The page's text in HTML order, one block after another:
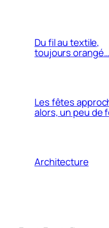
Du fil au textile,
toujours orangé…
Les fêtes
alors, un peu de
Architecture